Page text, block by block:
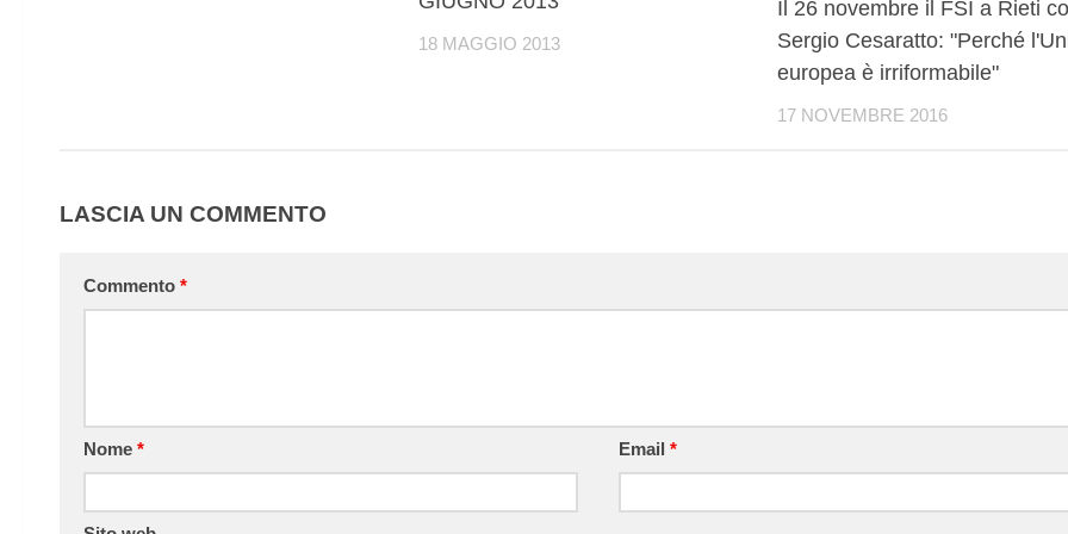
18 MAGGIO 2013
Il 26 novembre il FSI a Rieti
Sergio Cesaratto: "Perché
europea è irriformabile"
17 NOVEMBRE 2016
LASCIA UN COMMENTO
Commento *
Nome * Email*